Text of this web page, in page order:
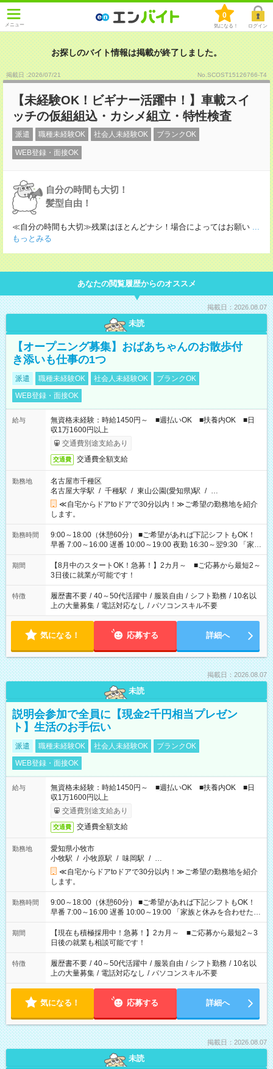
メニュー
0
気になる！ ログイン
お探しのバイト情報は掲載が終了しました。
掲載日 :2026/07/21 No.SCOST15126766-T4
【未経験OK！ビギナー活躍中！】車載スイ
ッチの仮組組込・カシメ組立・特性検査
派遣 職種未経験OK 社会人未経験OK ブランクOK
WEB登録・面接OK
自分の時間も大切！
髪型自由！
≪自分の時間も大切≫残業はほとんどナシ！場合によってはお願い ...
もっとみる
あなたの閲覧履歴からのオススメ
掲載日：2026.08.07
未読
【オープニング募集】おばあちゃんのお散歩付
き添いも仕事の1つ
派遣 職種未経験OK 社会人未経験OK
ブランクOK
WEB登録・面接OK
給与
無資格未経験：時給1450円～ ■週払いOK ■扶養内OK ■日
収1万1600円以上
交通費別途支給あり
交通費 交通費全額支給
勤務地
名古屋市千種区
名古屋大学駅 / 千種駅 / 東山公園(愛知県)駅 / …
≪自宅からドアtoドアで30分以内！≫ご希望の勤務地を紹介
します。
勤務時間
9:00～18:00（休憩60分） ■ご希望があれば下記シフトもOK！
早番 7:00～16:00 遅番 10:00～19:00 夜勤 16:30～翌9:30 「家族
と休みを合わせたい」 「余裕を持って夕飯の準備がしたい」
「できれば残業はしたくない」 など、ご希望を教えてください
ね。 ※Wワーク希望の方へ 今ご覧のお仕事で希望する勤務時間
と、もう1つのお仕事の勤務時間。 合計で週40時間を超える場
合は応募できません。
期間
【8月中のスタートOK！急募！】2カ月～ ■ご応募から最短2～
3日後に就業が可能です！
特徴 履歴書不要 / 40～50代活躍中 / 服装自由 / シフト勤務 / 10名以
上の大量募集 / 電話対応なし / パソコンスキル不要
気になる！ 応募する 詳細へ
掲載日：2026.08.07
未読
説明会参加で全員に【現金2千円相当プレゼン
ト】生活のお手伝い
派遣 職種未経験OK 社会人未経験OK
ブランクOK
WEB登録・面接OK
給与
無資格未経験：時給1450円～ ■週払いOK ■扶養内OK ■日
収1万1600円以上
交通費別途支給あり
交通費 交通費全額支給
勤務地
愛知県小牧市
小牧駅 / 小牧原駅 / 味岡駅 / …
≪自宅からドアtoドアで30分以内！≫ご希望の勤務地を紹介
します。
勤務時間
9:00～18:00（休憩60分） ■ご希望があれば下記シフトもOK！
早番 7:00～16:00 遅番 10:00～19:00 「家族と休みを合わせた
い」 「余裕を持って夕飯の準備がしたい」 「できれば残業はし
たくない」 など、ご希望を教えてくださいね。 ※Wワーク希望
の方へ 今ご覧のお仕事で希望する勤務時間と、もう1つのお仕事
の勤務時間。 合計で週40時間を超える場合は応募できません。
期間
【現在も積極採用中！急募！】2カ月～ ■ご応募から最短2～3
日後の就業も相談可能です！
特徴 履歴書不要 / 40～50代活躍中 / 服装自由 / シフト勤務 / 10名以
上の大量募集 / 電話対応なし / パソコンスキル不要
気になる！ 応募する 詳細へ
掲載日：2026.08.07
未読